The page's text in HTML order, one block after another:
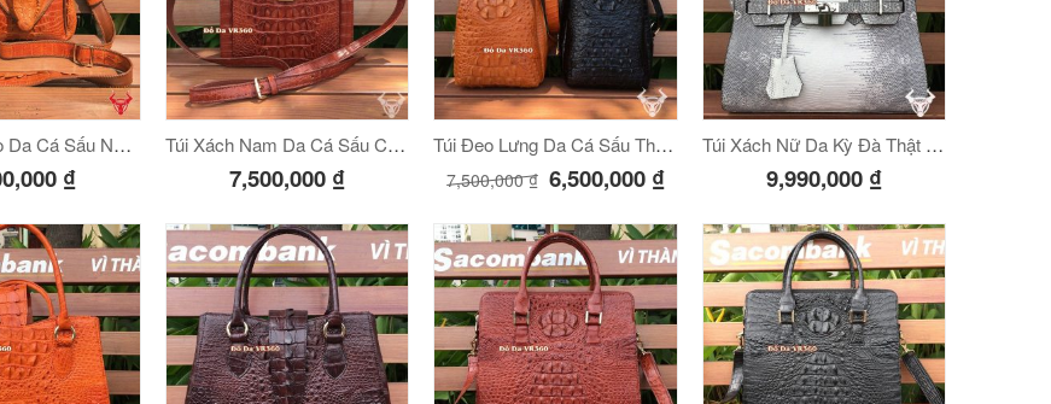
Túi Đeo Chéo Da Cá Sấu Nguyên Con NC06
₫
Túi Xách Nam Da Cá Sấu CCS04
7,500,000 ₫
Túi Đeo Lưng Da Cá Sấu Thật Giá Rẻ
7,500,000₫ 6,500,000 ₫
Túi Xách Nữ Da Kỳ Đà Thật Giá Rẻ
9,990,000 ₫